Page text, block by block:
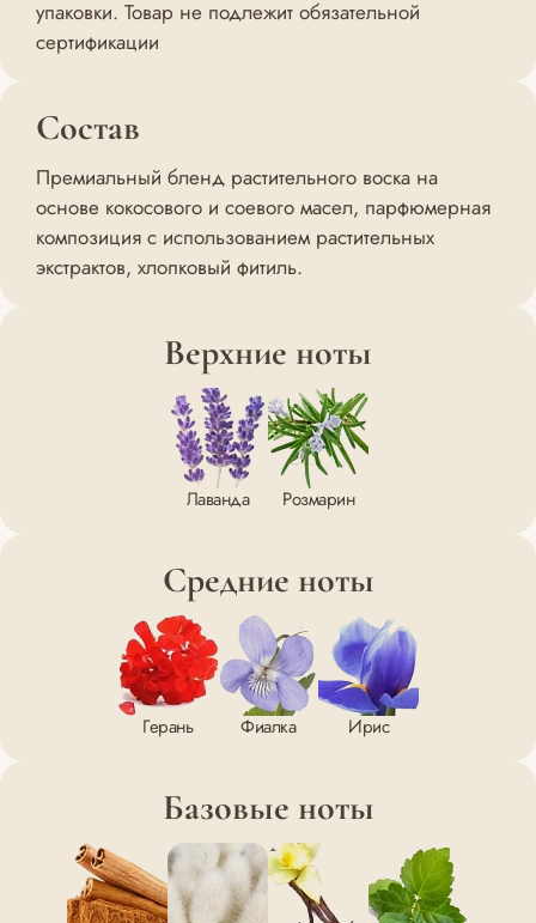
Состав
Премиальный бленд растительного воска на
основе кокосового и соевого масел, парфюмерная
композиция с использованием растительных
экстрактов, хлопковый фитиль.
Верхние ноты
Лаванда Розмарин
Средние ноты
Герань Фиалка Ирис
Базовые ноты
упаковки. Товар не подлежит обязательной
сертификации